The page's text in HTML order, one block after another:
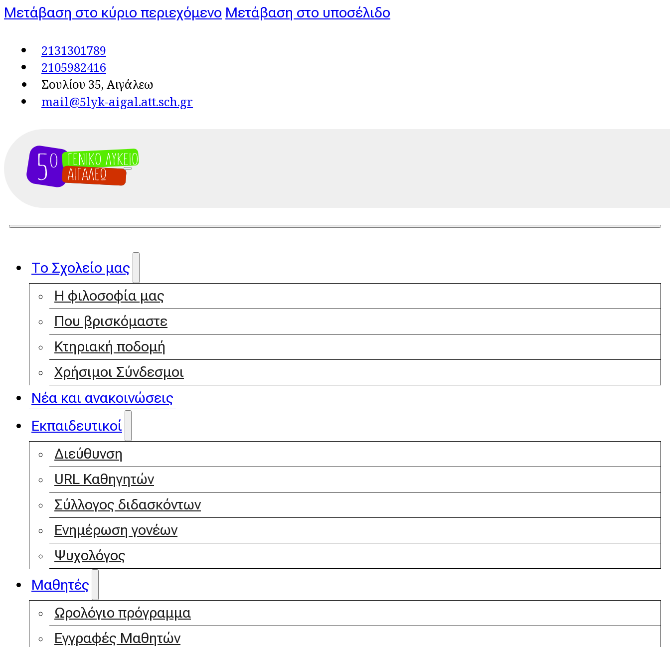
Μετάβαση στο κύριο περιεχόμενο Μετάβαση στο υποσέλιδο
2131301789
2105982416
Σουλίου 35, Αιγάλεω
mail@5lyk-aigal.att.sch.gr
Το Σχολείο μας
Η φιλοσοφία μας
Που βρισκόμαστε
Κτηριακή ποδομή
Χρήσιμοι Σύνδεσμοι
Νέα και ανακοινώσεις
Εκπαιδευτικοί
Διεύθυνση
URL Καθηγητών
Σύλλογος διδασκόντων
Ενημέρωση γονέων
Ψυχολόγος
Μαθητές
Ωρολόγιο πρόγραμμα
Εγγραφές Μαθητών